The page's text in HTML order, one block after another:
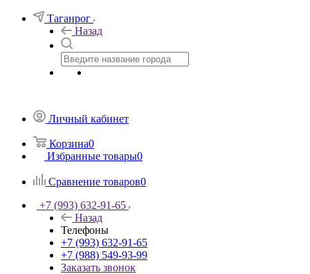
Таганрог
Назад
Личный кабинет
Корзина0
Избранные товары0
Сравнение товаров0
+7 (993) 632-91-65
Назад
Телефоны
+7 (993) 632-91-65
+7 (988) 549-93-99
Заказать звонок